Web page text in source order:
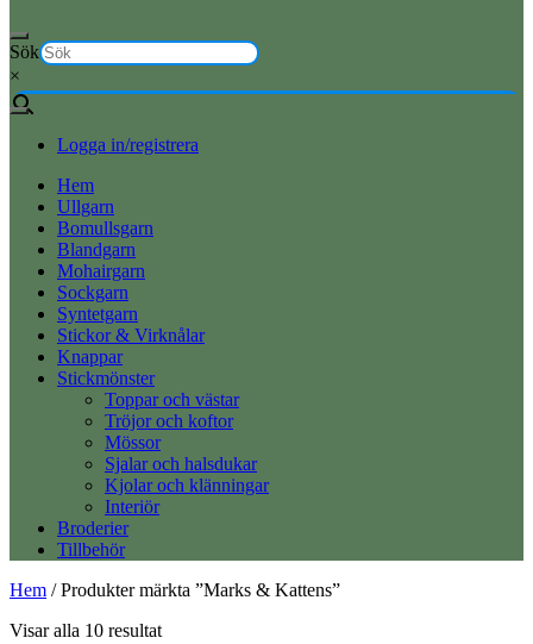
Sök
×
Logga in/registrera
Hem
Ullgarn
Bomullsgarn
Blandgarn
Mohairgarn
Sockgarn
Syntetgarn
Stickor & Virknålar
Knappar
Stickmönster
Toppar och västar
Tröjor och koftor
Mössor
Sjalar och halsdukar
Kjolar och klänningar
Interiör
Broderier
Tillbehör
Hem / Produkter märkta ”Marks & Kattens”
Visar alla 10 resultatSortera